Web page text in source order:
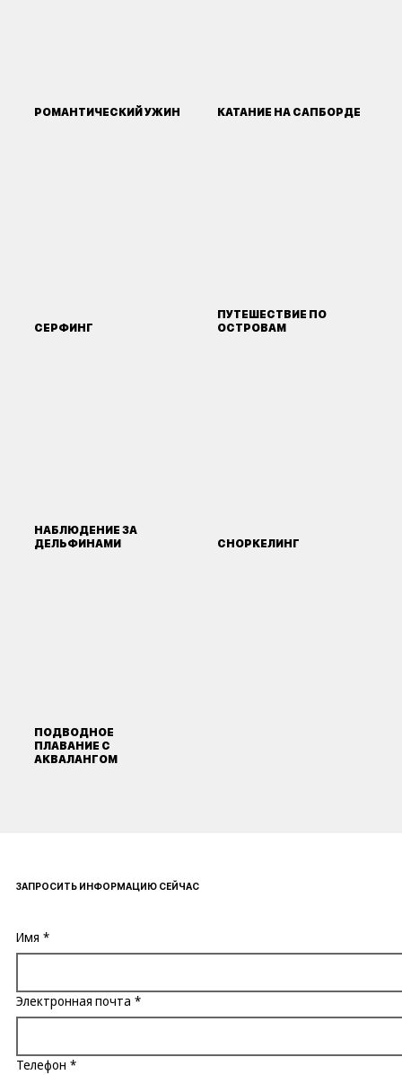
РОМАНТИЧЕСКИЙ УЖИН КАТАНИЕ НА САПБОРДЕ
СЕРФИНГ
ПУТЕШЕСТВИЕ ПО
ОСТРОВАМ
НАБЛЮДЕНИЕ ЗА
ДЕЛЬФИНАМИ
СНОРКЕЛИНГ
ПОДВОДНОЕ
ПЛАВАНИЕ С
АКВАЛАНГОМ
Имя *
Электронная почта *
Телефон *
ЗАПРОСИТЬ ИНФОРМАЦИЮ СЕЙЧАС